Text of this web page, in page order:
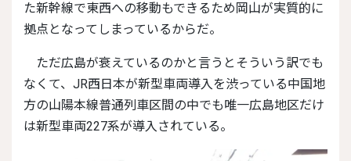
た新幹線で東西への移動もできるため岡山が実質的に
拠点となってしまっているからだ。
ただ広島が衰えているのかと言うとそういう訳でも
なくて、JR西日本が新型車両導入を渋っている中国地
方の山陽本線普通列車区間の中でも唯一広島地区だけ
は新型車両227系が導入されている。